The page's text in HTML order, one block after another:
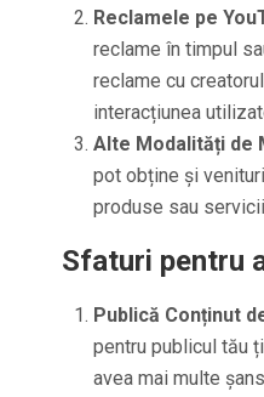
Reclamele pe
reclame în timpul
reclame cu
interacțiunea
Alte Modalități de
pot obține și
produse sau
Sfaturi pentru
Publică Conținut
pentru publicul tău
avea mai multe